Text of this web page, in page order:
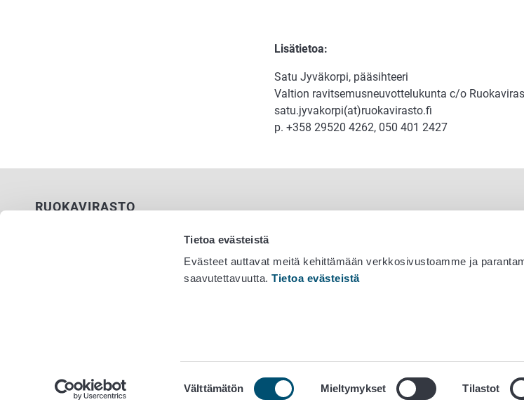
Tietoa evästeistä
Evästeet auttavat meitä kehittämään verkkosivustoamme ja
saavutettavuutta.Tietoa evästeistä
Välttämätön Mieltymykset Tilastot
Lisätietoa:
Satu Jyväkorpi, pääsihteeri
Valtion ravitsemusneuvottelukunta c/o
satu.jyvakorpi(at)ruokavirasto.fi
p. +358 29520 4262, 050 401 2427
RUOKAVIRASTO
Evästeasetukset